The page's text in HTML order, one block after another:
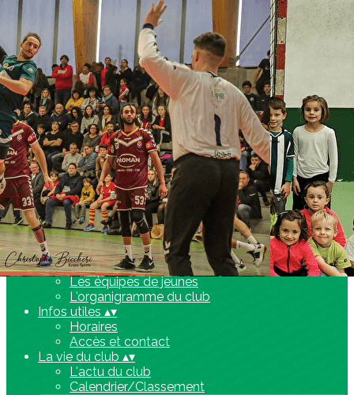
Exporter les lignes sélectionnées
Exporter toutes les colonnes
Exporter uniquement les colonnes affichées
Menu
Ajoutez un logo, un bouton, des réseaux sociaux
Cliquez pour éditer
Accueil▴▾
Le club▴▾
Histoire et Palmarès
Les équipes séniors
Les équipes de jeunes
L'organigramme du club
Infos utiles ▴▾
Horaires
Accès et contact
La vie du club ▴▾
L'actu du club
Calendrier/Classement